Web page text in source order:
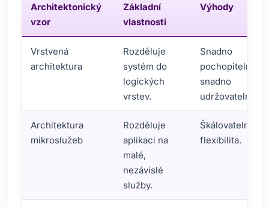
Architektonický
vzor
Základní
vlastnosti
Výhody
Vrstvená
architektura
Rozděluje
systém do
logických
vrstev.
Snadno
pochopitelné,
snadno
udržovatelné.
Architektura
mikroslužeb
Rozděluje
aplikaci na
malé,
nezávislé
služby.
Škálovatelnost,
flexibilita.